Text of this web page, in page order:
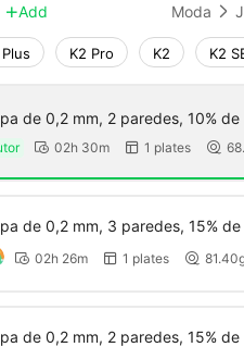
Add Moda 
K2 Pro K2 K2
de 0,2 mm, 2 paredes, 10% de
 02h 30m  1 plates 
de 0,2 mm, 3 paredes, 15% de
 02h 26m  1 plates 
de 0,2 mm, 2 paredes, 15% de